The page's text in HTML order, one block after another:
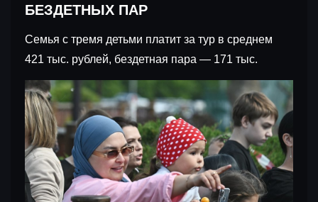
БЕЗДЕТНЫХ ПАР
Семья с тремя детьми платит за тур в среднем
421 тыс. рублей, бездетная пара — 171 тыс.